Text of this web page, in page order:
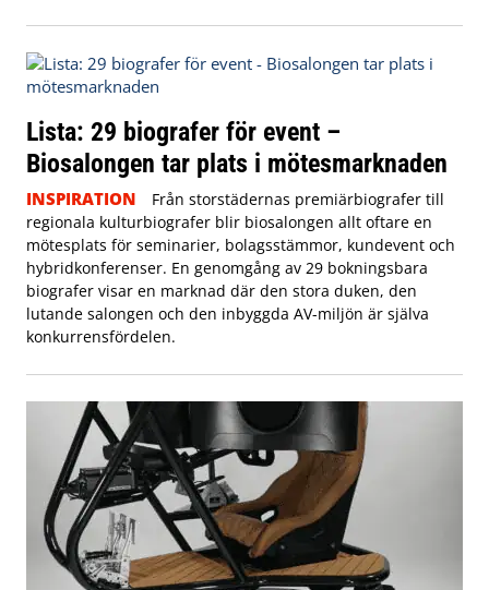
Lista: 29 biografer för event –
Biosalongen tar plats i mötesmarknaden
INSPIRATION
Från storstädernas premiärbiografer till
regionala kulturbiografer blir biosalongen allt oftare en
mötesplats för seminarier, bolagsstämmor, kundevent och
hybridkonferenser. En genomgång av 29 bokningsbara
biografer visar en marknad där den stora duken, den
lutande salongen och den inbyggda AV-miljön är själva
konkurrensfördelen.